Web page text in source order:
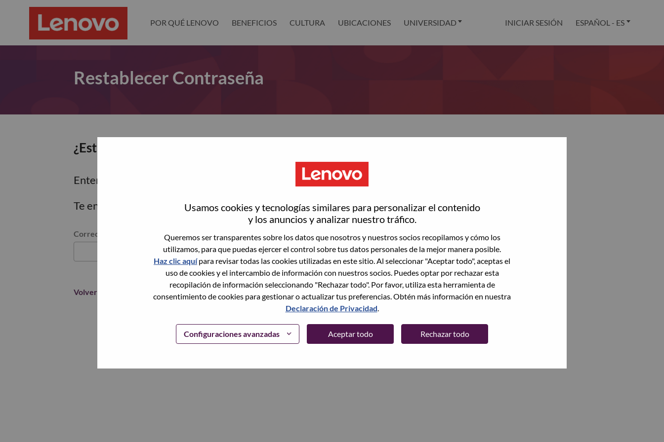
Usamos cookies y tecnologías similares para personalizar el contenido
y los anuncios y analizar nuestro tráfico.
Queremos ser transparentes sobre los datos que nosotros y nuestros socios recopilamos y cómo los
utilizamos, para que puedas ejercer el control sobre tus datos personales de la mejor manera posible.
Haz clic aquípara revisar todas las cookies utilizadas en este sitio. Al seleccionar "Aceptar todo", aceptas el
uso de cookies y el intercambio de información con nuestros socios. Puedes optar por rechazar esta
recopilación de información seleccionando "Rechazar todo". Por favor, utiliza esta herramienta de
consentimiento de cookies para gestionar o actualizar tus preferencias. Obtén más información en nuestra
Declaración de Privacidad
Configuraciones avanzadas Aceptar todo Rechazar todo
POR QUÉ LENOVO BENEFICIOS CULTURA UBICACIONES UNIVERSIDAD INICIAR SESIÓN ESPAÑOL - ES
Restablecer Contraseña
¿Estás seguro de que deseas restablecer tu contraseña?
Enter the email address associated with your account, then click "Continue".
Te enviaremos un enlace por correo electrónico para restablecer tu contraseña.
Restablece la contraseña con tu correo electrónico
Correo electrónico
Continuar
Volver